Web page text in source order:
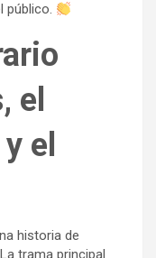
público.
el
el
historia de
trama principal